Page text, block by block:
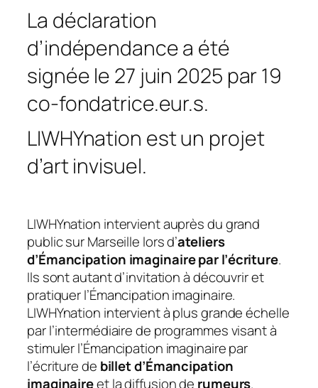
La déclaration
d’indépendance a été
signée le 27 juin 2025 par 19
co-fondatrice.eur.s.
LIWHYnation est un projet
d’art invisuel.
LIWHYnation intervient auprès du grand
public sur Marseille lors d’ateliers
d’Émancipation imaginaire par l’écriture.
Ils sont autant d’invitation à découvrir et
pratiquer l’Émancipation imaginaire.
LIWHYnation intervient à plus grande échelle
par l’intermédiaire de programmes visant à
stimuler l’Émancipation imaginaire par
l’écriture de billet d’Émancipation
imaginaireet la diffusion de rumeurs.